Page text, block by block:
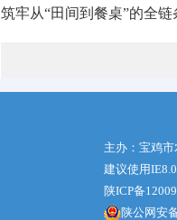
筑牢从“田间到餐桌”的全
主办：宝鸡
建议使用
陕ICP备
陕公网安